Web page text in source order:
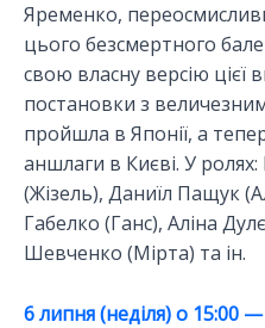
Яременко,
цього безсмертного
свою власну версію цієї
постановки з
пройшла в Японії, а
аншлаги в Києві. У
(Жізель), Даниїл Пащук
Габелко (Ганс), Аліна
Шевченко (Мірта) та ін.
6 липня (неділя) о 15:00